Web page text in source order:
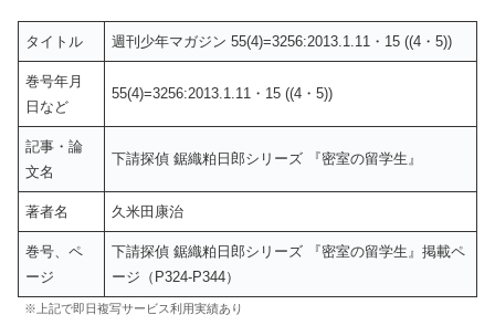
タイトル 週刊少年マガジン 55(4)=3256:2013.1.11・15 ((4・5))
巻号年月
日など
55(4)=3256:2013.1.11・15 ((4・5))
記事・論
文名
下請探偵 鋸織粕日郎シリーズ 『密室の留学生』
著者名 久米田康治
巻号、ペ
ージ
下請探偵 鋸織粕日郎シリーズ 『密室の留学生』掲載ペ
ージ（P324-P344）
※上記で即日複写サービス利用実績あり